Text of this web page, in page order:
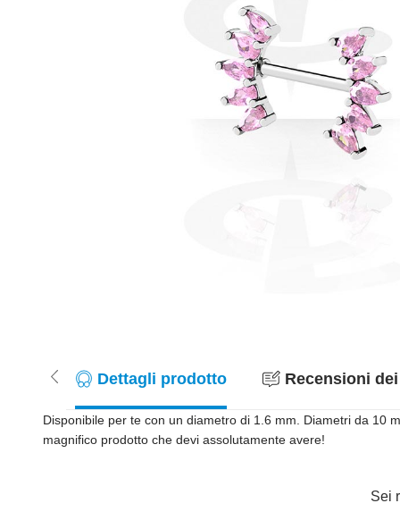
Dettagli prodotto Recensioni
Disponibile per te con un diametro di 1.6 mm. Diametri da 10
magnifico prodotto che devi assolutamente avere!
Sei